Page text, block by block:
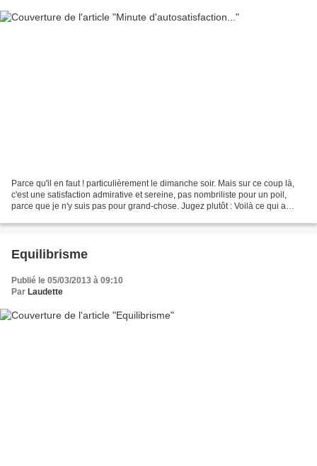
Parce qu'il en faut ! particulièrement le dimanche soir. Mais sur ce coup là,
c'est une satisfaction admirative et sereine, pas nombriliste pour un poil,
parce que je n'y suis pas pour grand-chose. Jugez plutôt : Voilà ce qui a
Equilibrisme
Publié le 05/03/2013 à 09:10
Par Laudette